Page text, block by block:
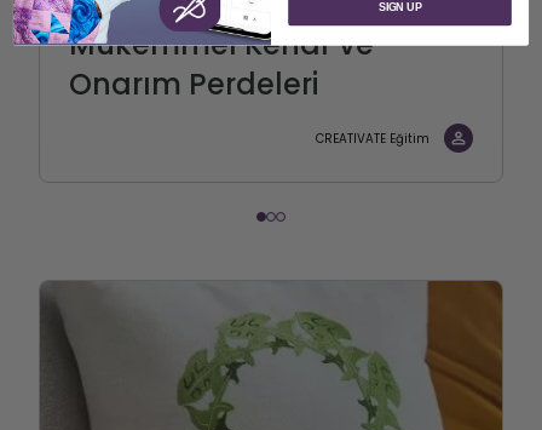
Mükemmel Kenar ve
Onarım Perdeleri
CREATIVATE Eğitim
SIGN UP